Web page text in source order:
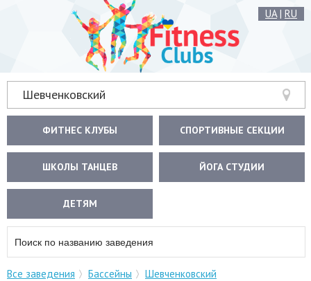
UA| RU
Шевченковский
ФИТНЕС КЛУБЫ СПОРТИВНЫЕ СЕКЦИИ
ШКОЛЫ ТАНЦЕВ ЙОГА СТУДИИ
ДЕТЯМ
Все заведения Бассейны Шевченковский